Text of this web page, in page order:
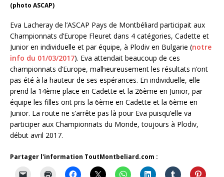
(photo ASCAP)
Eva Lacheray de l’ASCAP Pays de Montbéliard participait aux
Championnats d’Europe Fleuret dans 4 catégories, Cadette et
Junior en individuelle et par équipe, à Plodiv en Bulgarie (notre
info du 01/03/2017). Eva attendait beaucoup de ces
championnats d’Europe, malheureusement les résultats n’ont
pas été à la hauteur de ses espérances. En individuelle, elle
prend la 14ème place en Cadette et la 26ème en Junior, par
équipe les filles ont pris la 6ème en Cadette et la 6ème en
Junior. La route ne s’arrête pas là pour Eva puisqu’elle va
participer aux Championnats du Monde, toujours à Plodiv,
début avril 2017.
Partager l'information ToutMontbeliard.com :